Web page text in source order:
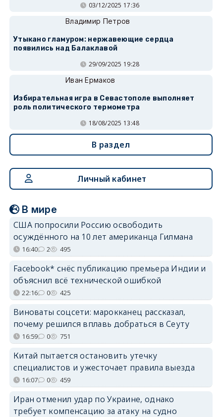
03/12/2025 17:36
Владимир Петров
Утыкано гламуром: нержавеющие сердца
появились над Балаклавой
29/09/2025 19:28
Иван Ермаков
Избирательная игра в Севастополе выполняет
роль политического термометра
18/08/2025 13:48
В раздел
Личный кабинет
В мире
США попросили Россию освободить
осуждённого на 10 лет американца Гилмана
16:40 2 495
Facebook* снёс публикацию премьера Индии и
объяснил всё технической ошибкой
22:16 0 425
Виноваты соцсети: марокканец рассказал,
почему решился вплавь добраться в Сеуту
16:59 0 751
Китай пытается остановить утечку
специалистов и ужесточает правила выезда
16:07 0 459
Иран отменил удар по Украине, однако
требует компенсацию за атаку на судно